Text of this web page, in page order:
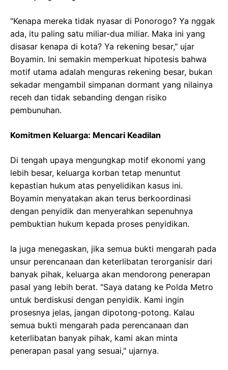
"Kenapa mereka tidak nyasar di Ponorogo? Ya nggak
ada, itu paling satu miliar-dua miliar. Maka ini yang
disasar kenapa di kota? Ya rekening besar," ujar
Boyamin. Ini semakin memperkuat hipotesis bahwa
motif utama adalah menguras rekening besar, bukan
sekadar mengambil simpanan dormant yang nilainya
receh dan tidak sebanding dengan risiko
pembunuhan.
Komitmen Keluarga: Mencari Keadilan
Di tengah upaya mengungkap motif ekonomi yang
lebih besar, keluarga korban tetap menuntut
kepastian hukum atas penyelidikan kasus ini.
Boyamin menyatakan akan terus berkoordinasi
dengan penyidik dan menyerahkan sepenuhnya
pembuktian hukum kepada proses penyidikan.
Ia juga menegaskan, jika semua bukti mengarah pada
unsur perencanaan dan keterlibatan terorganisir dari
banyak pihak, keluarga akan mendorong penerapan
pasal yang lebih berat. "Saya datang ke Polda Metro
untuk berdiskusi dengan penyidik. Kami ingin
prosesnya jelas, jangan dipotong-potong. Kalau
semua bukti mengarah pada perencanaan dan
keterlibatan banyak pihak, kami akan minta
penerapan pasal yang sesuai," ujarnya.